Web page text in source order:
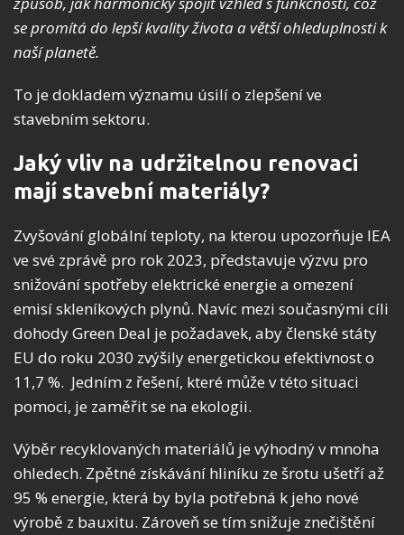
se promítá do lepší kvality života a větší ohleduplnosti k
naší planetě.
To je dokladem významu úsilí o zlepšení ve
stavebním sektoru.
Jaký vliv na udržitelnou renovaci
mají stavební materiály?
Zvyšování globální teploty, na kterou upozorňuje IEA
ve své zprávě pro rok 2023, představuje výzvu pro
snižování spotřeby elektrické energie a omezení
emisí skleníkových plynů. Navíc mezi současnými cíli
dohody Green Deal je požadavek, aby členské státy
EU do roku 2030 zvýšily energetickou efektivnost o
11,7 %. Jedním z řešení, které může v této situaci
pomoci, je zaměřit se na ekologii.
Výběr recyklovaných materiálů je výhodný v mnoha
ohledech. Zpětné získávání hliníku ze šrotu ušetří až
95 % energie, která by byla potřebná k jeho nové
výrobě z bauxitu. Zároveň se tím snižuje znečištění